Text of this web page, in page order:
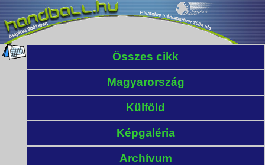
Összes cikk
Magyarország
Külföld
Képgaléria
Archívum